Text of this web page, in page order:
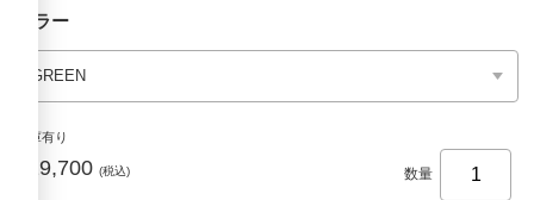
カラー
在庫有り
¥29,700 (税込) 数量